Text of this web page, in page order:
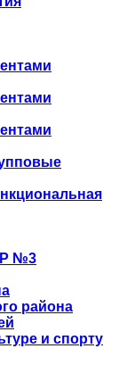
№3
района
и спорту